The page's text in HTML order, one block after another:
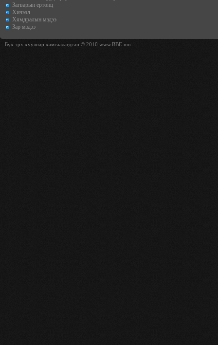
Загварын ертөнц
Хичээл
Хямдралын мэдээ
Зар мэдээ
Бүх эрх хуулиар хамгаалагдсан © 2010 www.BBE.mn